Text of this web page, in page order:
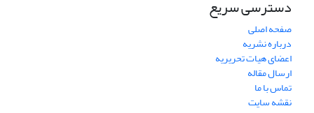
دسترسی سریع
صفحه اصلی
درباره نشریه
اعضای هیات تحریریه
ارسال مقاله
تماس با ما
نقشه سایت